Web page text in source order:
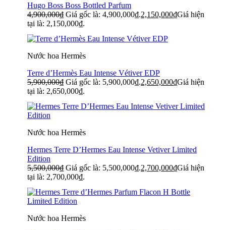
Hugo Boss Boss Bottled Parfum
4,900,000₫ Giá gốc là: 4,900,000₫.2,150,000₫Giá hiện
tại là: 2,150,000₫.
Nước hoa Hermès
Terre d’Hermès Eau Intense Vétiver EDP
5,900,000₫ Giá gốc là: 5,900,000₫.2,650,000₫Giá hiện
tại là: 2,650,000₫.
Nước hoa Hermès
Hermes Terre D’Hermes Eau Intense Vetiver Limited
Edition
5,500,000₫ Giá gốc là: 5,500,000₫.2,700,000₫Giá hiện
tại là: 2,700,000₫.
Nước hoa Hermès